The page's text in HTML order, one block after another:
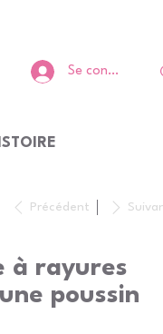
Se connecter
Précédent
à rayures
poussin